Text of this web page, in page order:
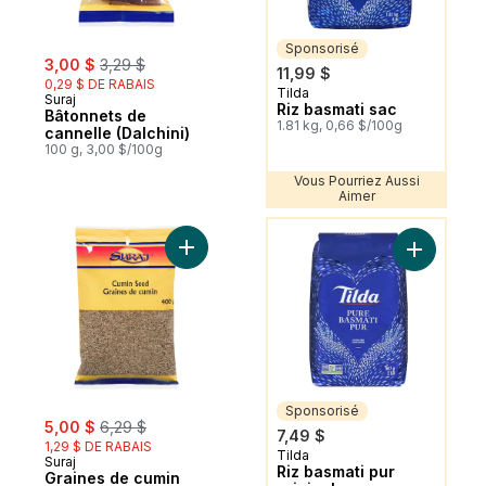
sale:
3,00 $ , formerly:
3,29 $
0,29 $ DE RABAIS
Suraj
Bâtonnets de
cannelle (Dalchini)
100 g, 3,00 $/100g
Sponsorisé
11,99 $
Sponsorisé
Tilda
Riz basmati sac
1.81 kg, 0,66 $/100g
Vous Pourriez Aussi
Aimer
sale:
5,00 $ , formerly:
6,29 $
1,29 $ DE RABAIS
Suraj
Graines de cumin
Ajouter Graines de cumin (Jeera) au
Vous Pourriez Aussi Aimer
Sponsorisé
7,49 $
Sponsorisé
Tilda
Riz basmati pur
Ajouter